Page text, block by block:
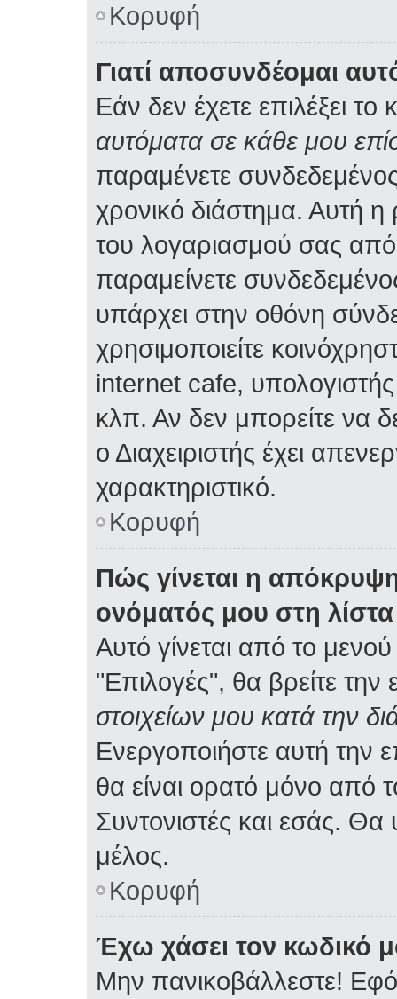
Κορυφή
Γιατί αποσυνδέομαι
Εάν δεν έχετε επιλέξει το
αυτόματα σε κάθε μου
παραμένετε
χρονικό διάστημα. Αυτή
του λογαριασμού σας
παραμείνετε
υπάρχει στην οθόνη
χρησιμοποιείτε
internet cafe,
κλπ. Αν δεν μπορείτε να
ο Διαχειριστής έχει
χαρακτηριστικό.
Κορυφή
Πώς γίνεται η
ονόματός μου στη
Αυτό γίνεται από το
"Επιλογές", θα βρείτε την
στοιχείων μου κατά την
Ενεργοποιήστε αυτή την
θα είναι ορατό μόνο από
Συντονιστές και εσάς.
μέλος.
Κορυφή
Έχω χάσει τον κωδικό
Μην πανικοβάλλεστε!